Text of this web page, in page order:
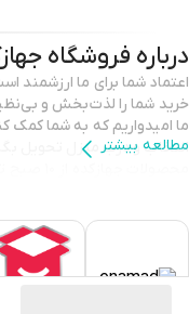
درباره فروشگاه
اعتماد شما برای ما ارزشمند
خرید شما را لذت‌بخش و
ما امیدواریم که به شما کمک
مطالعه بیشتر